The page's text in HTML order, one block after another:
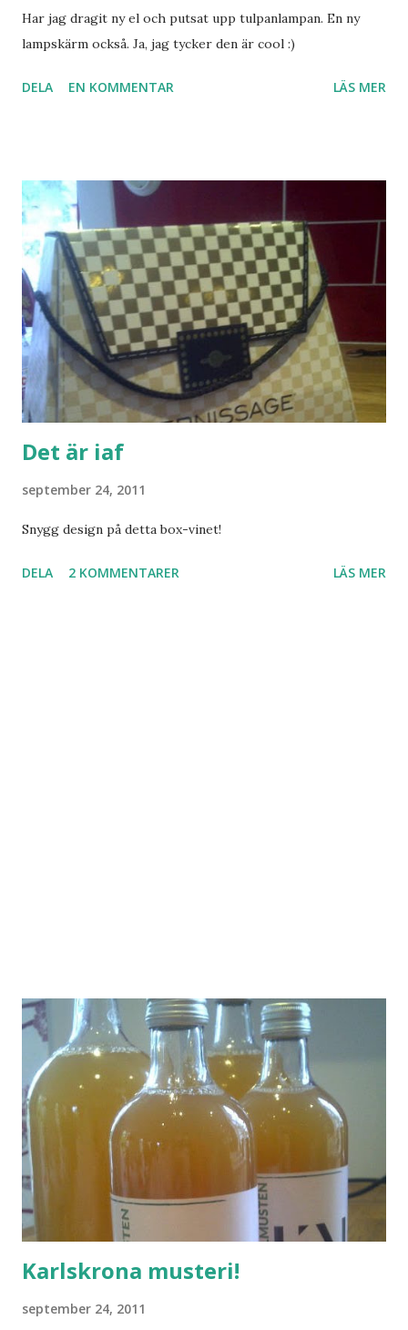
Har jag dragit ny el och putsat upp tulpanlampan. En ny
lampskärm också. Ja, jag tycker den är cool :)
DELA EN KOMMENTAR LÄS MER
Det är iaf
september 24, 2011
Snygg design på detta box-vinet!
DELA 2 KOMMENTARER LÄS MER
Karlskrona musteri!
september 24, 2011